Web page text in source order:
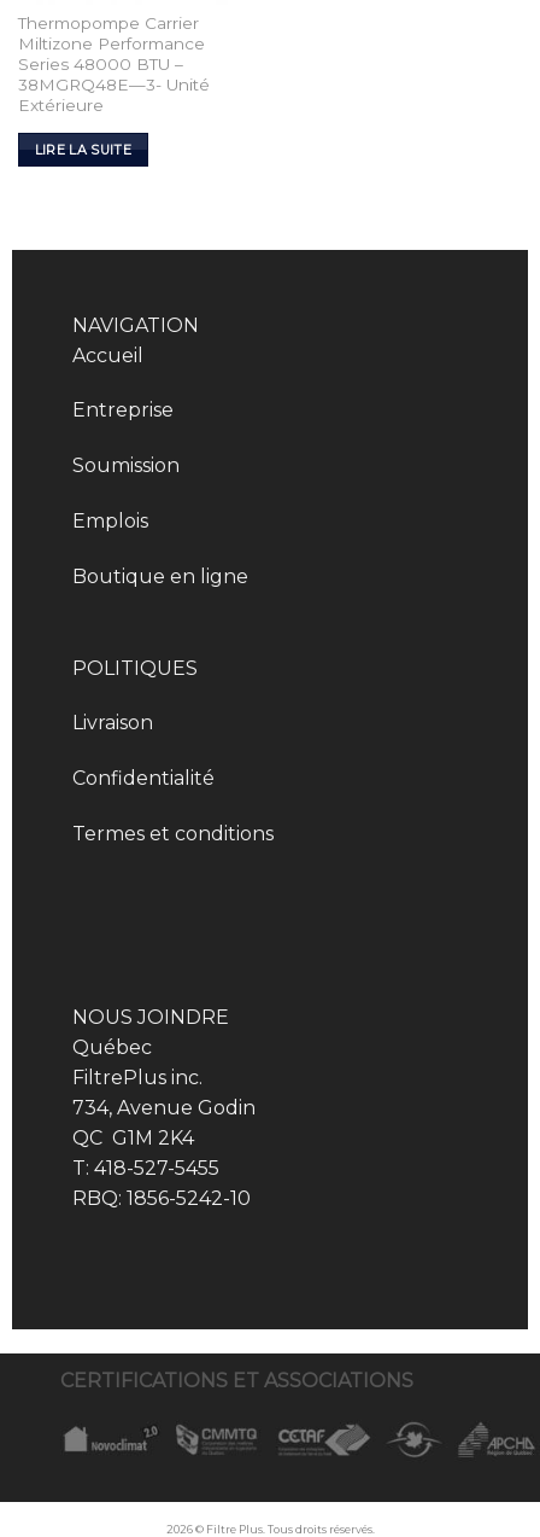
Thermopompe Carrier
Miltizone Performance
Series 48000 BTU –
38MGRQ48E—3- Unité
Extérieure
LIRE LA SUITE
NAVIGATION
Accueil
Entreprise
Soumission
Emplois
Boutique en ligne
POLITIQUES
Livraison
Confidentialité
Termes et conditions
NOUS JOINDRE
Québec
FiltrePlus inc.
734, Avenue Godin
QC G1M 2K4
T: 418-527-5455
RBQ: 1856-5242-10
CERTIFICATIONS ET ASSOCIATIONS
2026 © Filtre Plus. Tous droits réservés.